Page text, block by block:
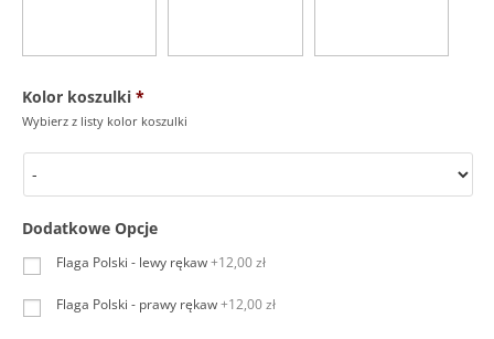
S
l
e
w
e
*
Kolor koszulki *
Wybierz z listy kolor koszulki
Dodatkowe Opcje
Flaga Polski - lewy rękaw+12,00 zł
Flaga Polski - prawy rękaw+12,00 zł